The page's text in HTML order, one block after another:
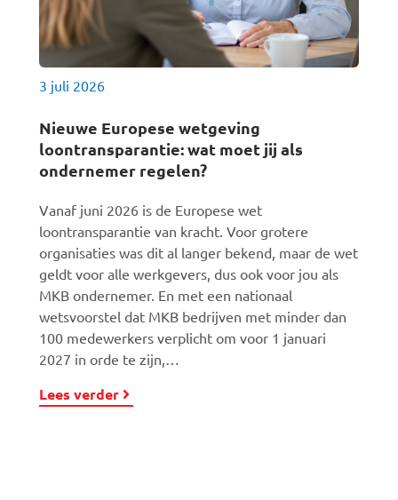
3 juli 2026
Nieuwe Europese wetgeving
loontransparantie: wat moet jij als
ondernemer regelen?
Vanaf juni 2026 is de Europese wet
loontransparantie van kracht. Voor grotere
organisaties was dit al langer bekend, maar de wet
geldt voor alle werkgevers, dus ook voor jou als
MKB ondernemer. En met een nationaal
wetsvoorstel dat MKB bedrijven met minder dan
100 medewerkers verplicht om voor 1 januari
2027 in orde te zijn,…
Lees verder